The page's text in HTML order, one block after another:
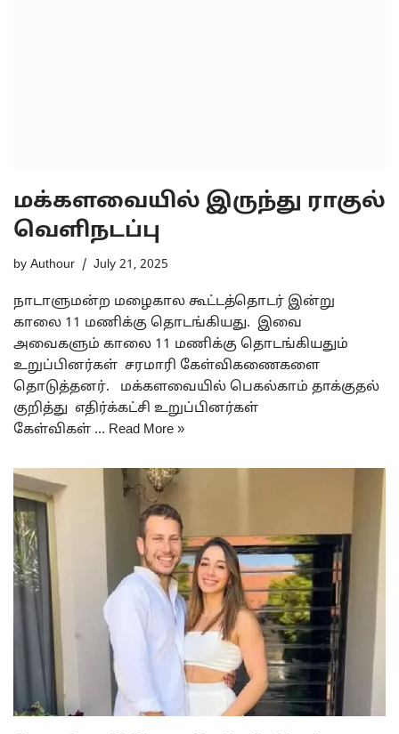
மக்களவையில் இருந்து ராகுல்
வெளிநடப்பு
by Authour July 21, 2025
நாடாளுமன்ற மழைகால கூட்டத்தொடர் இன்று
காலை 11 மணிக்கு தொடங்கியது. இவை
அவைகளும் காலை 11 மணிக்கு தொடங்கியதும்
உறுப்பினர்கள் சரமாரி கேள்விகணைகளை
தொடுத்தனர். மக்களவையில் பெகல்காம் தாக்குதல்
குறித்து எதிர்க்கட்சி உறுப்பினர்கள்
கேள்விகள் … Read More »